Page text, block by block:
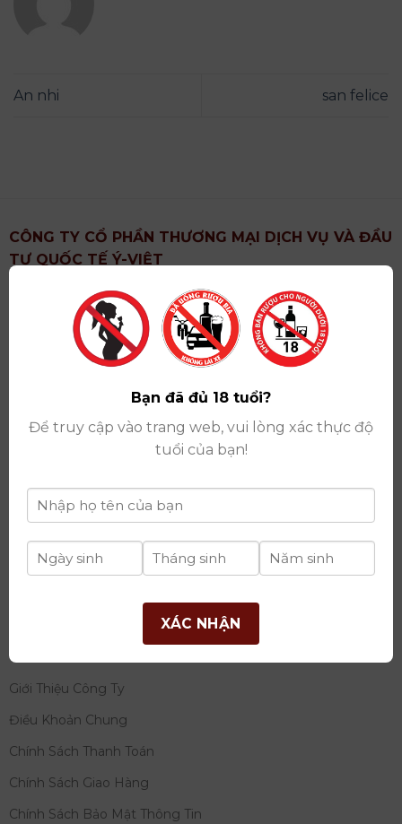
An nhi san felice
CÔNG TY CỔ PHẦN THƯƠNG MẠI DỊCH VỤ VÀ ĐẦU
TƯ QUỐC TẾ Ý-VIỆT
: Khu 6, Xã Hoài Đức, Thành Phố Hà Nội
Showroom: Số 09 Phố Liễu Giai, Phường Ngọc Hà,
Thành Phố Hà Nội
Giấy ĐKKD số: 0102751615 do Sở Tài Chính Thành
Phố Hà Nội cấp lần đầu ngày 07/05/2008,đăng ký
thay đổi lần thứ 17 ngày 06/08/2025
Giấy phép Phân Phối Rượu số : 529/GP-BCT do Bộ
Công Thương cấp ngày 14/11/2022
Ngân hàng:Ngân hàng TMCP Đầu tư và phát triển
Việt Nam (BIDV)
tư quốc tế Ý-Việt
Tây Hồ, TP Hà Nội
THÔNG TIN
Giới Thiệu Công Ty
Điều Khoản Chung
Chính Sách Thanh Toán
Chính Sách Giao Hàng
Chính Sách Bảo Mật Thông Tin
Bạn đã đủ 18 tuổi?
Để truy cập vào trang web, vui lòng xác thực độ
tuổi của bạn!
XÁC NHẬN